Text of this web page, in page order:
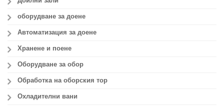
оборудване за доене
Автоматизация за доене
Хранене и поене
Оборудване за обор
Обработка на оборския тор
Охладителни вани